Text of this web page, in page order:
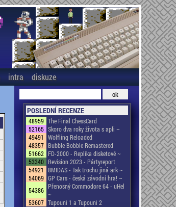
intra diskuze
POSLEDNÍ RECENZE
48959 The Final ChessCard
52165 Skoro dva roky života s apli ~
49491
Wolfling Reloaded
48357 Bubble Bobble Remastered
51662 FD-2000 - Replika disketové ~
53340 Revision 2023 - Pártyreport
54921
8MIDAS - Tak trochu jiná ark ~
54069 GP Cars - česká závodní hra! ~
54386 Přenosný Commodore 64 - uHel
~
53607 Tupouni 1 a Tupouni 2